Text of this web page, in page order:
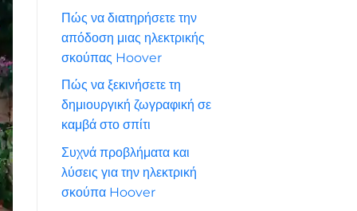
Πώς να διατηρήσετε την
απόδοση μιας ηλεκτρικής
σκούπας Hoover
Πώς να ξεκινήσετε τη
δημιουργική ζωγραφική σε
καμβά στο σπίτι
Συχνά προβλήματα και
λύσεις για την ηλεκτρική
σκούπα Hoover